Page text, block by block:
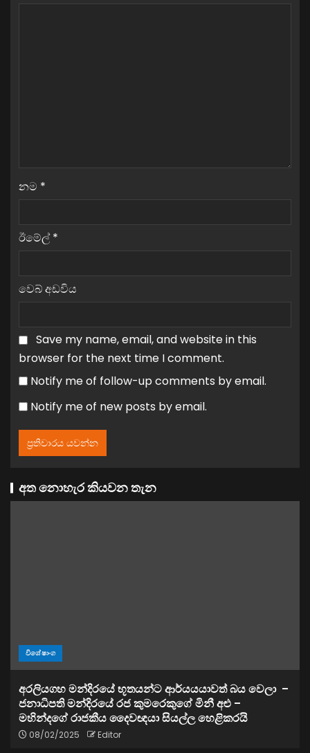
නම *
ඊමේල් *
වෙබ් අඩවිය
Save my name, email, and website in this
browser for the next time I comment.
Notify me of follow-up comments by email.
Notify me of new posts by email.
අත නොහැර කියවන තැන
විශේෂාංග
අරලියගහ මන්දිරයේ භූතයන්ට ආර්යයයාවත් බය වෙලා –
ජනාධිපති මන්දිරයේ රජ කුමරෙකුගේ මිනී අළු –
මහින්දගේ රාජකීය දෛවඥයා සියල්ල හෙළිකරයි
08/02/2025 Editor